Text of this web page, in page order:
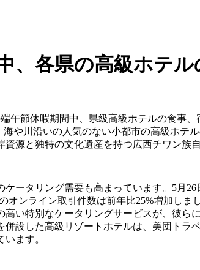
、各県の高級ホテ
午節休暇期間中、県級高級ホテルの食事
や川沿いの人気のない小都市の高級ホ
源と独特の文化遺産を持つ広西チワン族
ケータリング需要も高まっています。5月
オンライン取引件数は前年比25%増加し
い特別なケータリングサービスが、彼
設した高級リゾートホテルは、美団ト
ます。